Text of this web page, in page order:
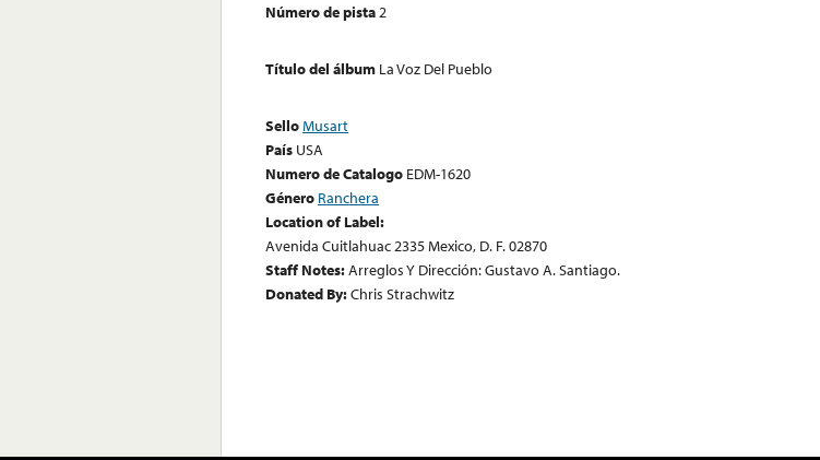
Número de pista2
Título del álbum La Voz Del Pueblo
SelloMusart
País USA
Numero de Catalogo EDM-1620
Género Ranchera
Location of Label:
Avenida Cuitlahuac 2335 Mexico, D. F. 02870
Staff Notes:Arreglos Y Dirección: Gustavo A. Santiago.
Donated By:Chris Strachwitz